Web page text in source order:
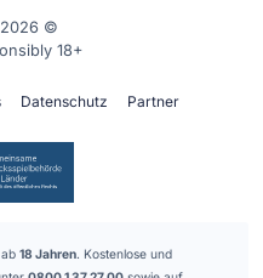
©
18+
Datenschutz Partner
18 Jahren. Kostenlose und